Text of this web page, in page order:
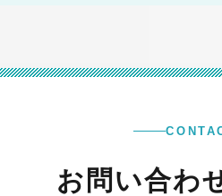
お問い合わ